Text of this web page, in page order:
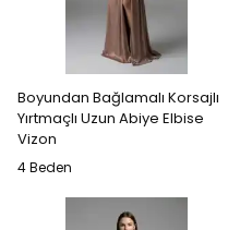
Boyundan Bağlamalı Korsajlı
Yırtmaçlı Uzun Abiye Elbise
Vizon
4 Beden